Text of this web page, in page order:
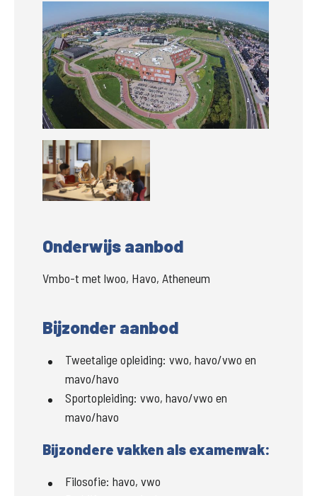
Groter
Groter
Onderwijs aanbod
Vmbo-t met lwoo, Havo, Atheneum
Bijzonder aanbod
Tweetalige opleiding: vwo, havo/vwo en
mavo/havo
Sportopleiding: vwo, havo/vwo en
mavo/havo
Bijzondere vakken als examenvak:
Filosofie: havo, vwo